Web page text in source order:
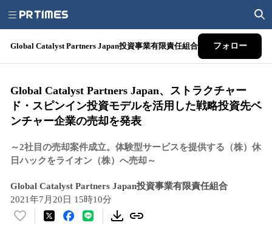
Global Catalyst Partners Japan投資事業有限責任組合 フォロー
Global Catalyst Partners Japan、ストラクチャー
ド・スピンイン投資モデルを活用した戦略投資先ベ
ンチャー企業の売却を発表
～2社目の売却案件成立。体験型サービスを提供する（株）休
日ハックをライオン（株）へ売却～
Global Catalyst Partners Japan投資事業有限責任組合
2021年7月20日 15時10分
い